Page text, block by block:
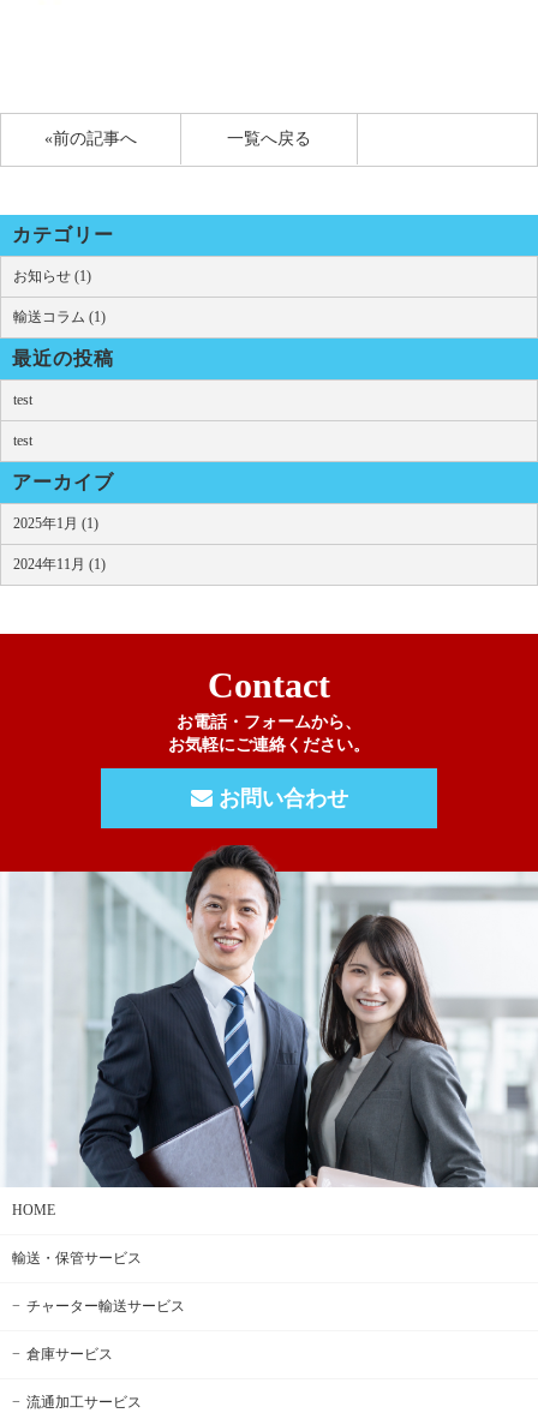
«前の記事へ 一覧へ戻る
カテゴリー
お知らせ (1)
輸送コラム (1)
最近の投稿
test
test
アーカイブ
2025年1月 (1)
2024年11月 (1)
Contact
お電話・フォームから、
お気軽にご連絡ください。
お問い合わせ
HOME
輸送・保管サービス
チャーター輸送サービス
倉庫サービス
流通加工サービス